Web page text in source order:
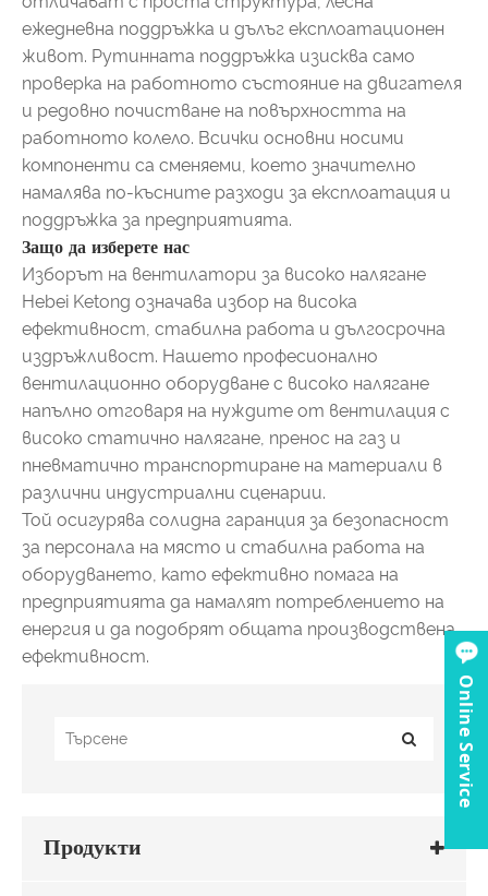
ежедневна поддръжка и дълъг експлоатационен
живот. Рутинната поддръжка изисква само
проверка на работното състояние на двигателя
и редовно почистване на повърхността на
работното колело. Всички основни носими
компоненти са сменяеми, което значително
намалява по-късните разходи за експлоатация и
поддръжка за предприятията.
Защо да изберете нас
Изборът на вентилатори за високо налягане
Hebei Ketong означава избор на висока
ефективност, стабилна работа и дългосрочна
издръжливост. Нашето професионално
вентилационно оборудване с високо налягане
напълно отговаря на нуждите от вентилация с
високо статично налягане, пренос на газ и
пневматично транспортиране на материали в
различни индустриални сценарии.
Той осигурява солидна гаранция за безопасност
за персонала на място и стабилна работа на
оборудването, като ефективно помага на
предприятията да намалят потреблението на
енергия и да подобрят общата производствена
ефективност.
Продукти
Online Service